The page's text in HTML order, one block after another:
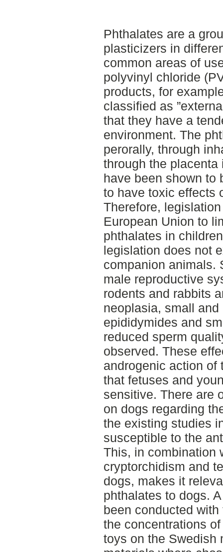
Phthalates are a
plasticizers in
common areas of
polyvinyl chloride
products, for
classified as
that they have a
environment. The
perorally, through
through the
have been shown to
to have toxic effects
Therefore,
European Union to
phthalates in
legislation does not
companion animals.
male reproductive
rodents and rabbits
neoplasia, small
epididymides and
reduced sperm
observed. These
androgenic action of
that fetuses and
sensitive. There are
on dogs regarding
the existing studies
susceptible to the
This, in combination
cryptorchidism and
dogs, makes it
phthalates to dogs.
been conducted
the concentrations
toys on the Swedish